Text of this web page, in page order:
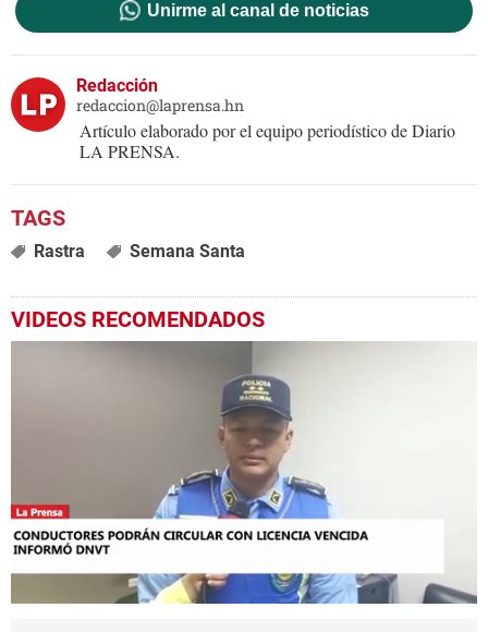
Unirme al canal de noticias
Redacción
redaccion@laprensa.hn
Artículo elaborado por el equipo periodístico de Diario
LA PRENSA.
Rastra Semana Santa
VIDEOS RECOMENDADOS